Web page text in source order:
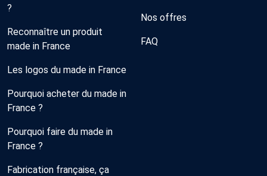
?
Reconnaître un produit
made in France
Les logos du made in France
Pourquoi acheter du made in
France ?
Pourquoi faire du made in
France ?
Fabrication française, ça
Nos offres
FAQ